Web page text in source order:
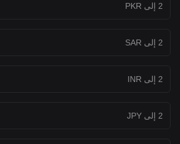
2 إلى PKR
2 إلى SAR
2 إلى INR
2 إلى JPY